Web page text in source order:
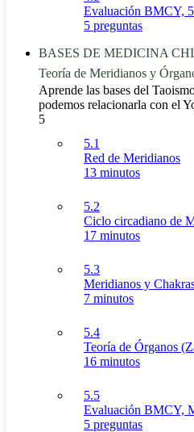
Evaluación BMCY,
5 preguntas
BASES DE MEDICINA
Teoría de Meridianos y
Aprende las bases del
podemos relacionarla con el
5
5.1
Red de Meridianos
13 minutos
5.2
Ciclo circadiano de
17 minutos
5.3
Meridianos y
7 minutos
5.4
Teoría de Órganos
16 minutos
5.5
Evaluación BMCY,
5 preguntas